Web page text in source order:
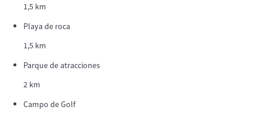
1,5 km
Playa de roca
1,5 km
Parque de atracciones
2 km
Campo de Golf